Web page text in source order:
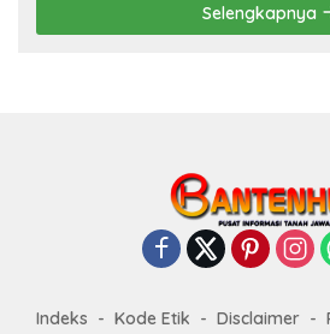
Selengkapnya
Indeks Kode Etik Disclaimer